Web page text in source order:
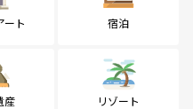
ート 宿泊
産 リゾート